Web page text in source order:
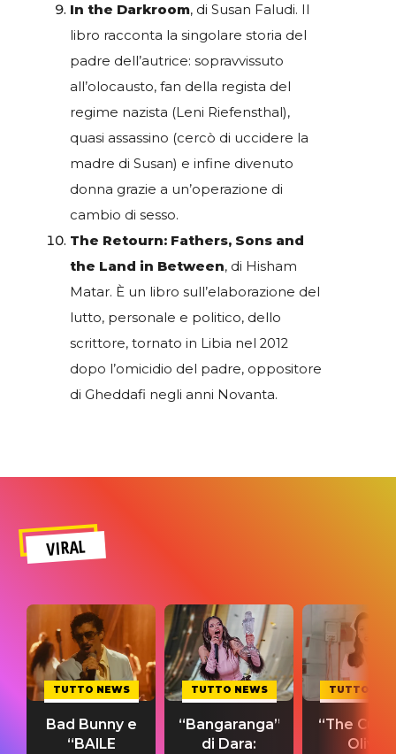
In the Darkroom, di Susan Faludi. Il
libro racconta la singolare storia del
padre dell’autrice: sopravvissuto
all’olocausto, fan della regista del
regime nazista (Leni Riefensthal),
quasi assassino (cercò di uccidere la
madre di Susan) e infine divenuto
donna grazie a un’operazione di
cambio di sesso.
The Retourn: Fathers, Sons and
the Land in Between, di Hisham
Matar. È un libro sull’elaborazione del
lutto, personale e politico, dello
scrittore, tornato in Libia nel 2012
dopo l’omicidio del padre, oppositore
di Gheddafi negli anni Novanta.
VIRAL
TUTTO NEWS
Bad Bunny e
“BAILE
TUTTO NEWS
“Bangaranga”
di Dara:
TUTTO
“The
Olivia